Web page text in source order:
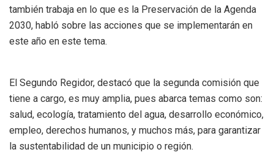
también trabaja en lo que es la Preservación de la Agenda
2030, habló sobre las acciones que se implementarán en
este año en este tema.
El Segundo Regidor, destacó que la segunda comisión que
tiene a cargo, es muy amplia, pues abarca temas como son:
salud, ecología, tratamiento del agua, desarrollo económico,
empleo, derechos humanos, y muchos más, para garantizar
la sustentabilidad de un municipio o región.